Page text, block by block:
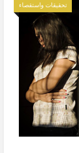
تحقيقات واستقصاء